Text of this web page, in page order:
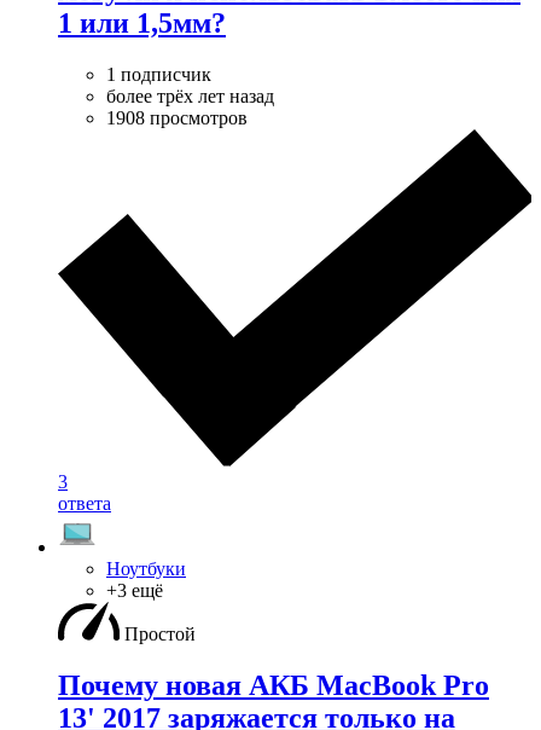
1 или 1,5мм?
1 подписчик
более трёх лет назад
1908 просмотров
3
ответа
Ноутбуки
+3 ещё
Простой
Почему новая АКБ MacBook Pro
13' 2017 заряжается только на